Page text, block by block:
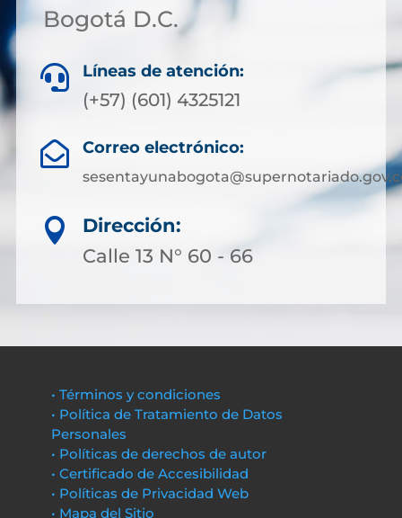
Bogotá D.C.
 Líneas de atención:
(+57) (601) 4325121
 Correo electrónico:

Dirección:
Calle 13 N° 60 - 66
• Términos y condiciones
• Política de Tratamiento de Datos
Personales
• Políticas de derechos de autor
• Certificado de Accesibilidad
• Políticas de Privacidad Web
• Mapa del Sitio